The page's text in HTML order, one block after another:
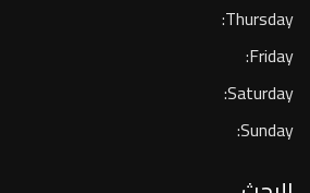
Thursday:
Friday:
Saturday:
Sunday: